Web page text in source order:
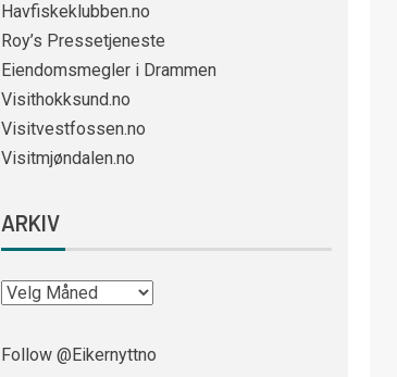
Havfiskeklubben.no
Roy’s Pressetjeneste
Eiendomsmegler i Drammen
Visithokksund.no
Visitvestfossen.no
Visitmjøndalen.no
ARKIV
Follow @Eikernyttno